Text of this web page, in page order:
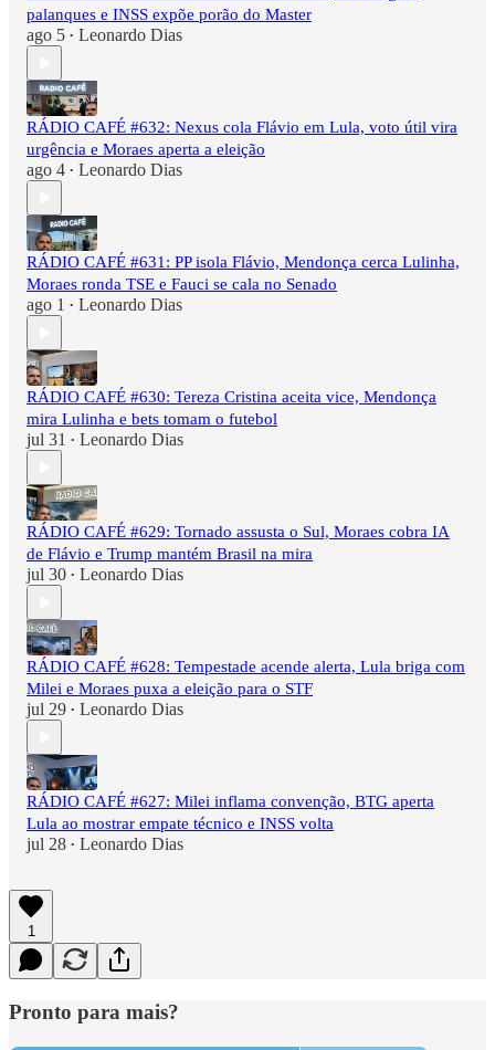
palanques e INSS expõe porão do Master
ago 5 • Leonardo Dias
RÁDIO CAFÉ #632: Nexus cola Flávio em Lula, voto útil vira
urgência e Moraes aperta a eleição
ago 4 • Leonardo Dias
RÁDIO CAFÉ #631: PP isola Flávio, Mendonça cerca Lulinha,
Moraes ronda TSE e Fauci se cala no Senado
ago 1 • Leonardo Dias
RÁDIO CAFÉ #630: Tereza Cristina aceita vice, Mendonça
mira Lulinha e bets tomam o futebol
jul 31 • Leonardo Dias
RÁDIO CAFÉ #629: Tornado assusta o Sul, Moraes cobra IA
de Flávio e Trump mantém Brasil na mira
jul 30 • Leonardo Dias
RÁDIO CAFÉ #628: Tempestade acende alerta, Lula briga com
Milei e Moraes puxa a eleição para o STF
jul 29 • Leonardo Dias
RÁDIO CAFÉ #627: Milei inflama convenção, BTG aperta
Lula ao mostrar empate técnico e INSS volta
jul 28 • Leonardo Dias
1
Pronto para mais?